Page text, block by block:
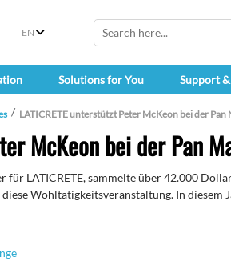
EN
Solutions for You Support
LATICRETE unterstützt Peter McKeon bei der
McKeon bei der Pan
für LATICRETE, sammelte über 42.000
Wohltätigkeitsveranstaltung. In diesem